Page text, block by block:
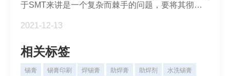
于SMT来讲是一个复杂而棘手的问题，要将其彻底
之间的焊珠，或者有些超过了这个范围，他们大多集
2021-12-13
相关标签
锡膏 锡膏印刷 焊锡膏 助焊膏 助焊剂 水洗锡膏